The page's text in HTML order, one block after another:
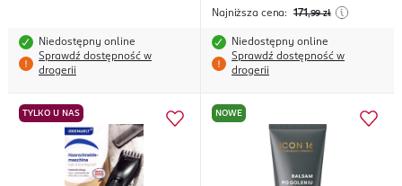
Niedostępny online
Sprawdź dostępność w
drogerii
Najniższa cena: 171,99 zł
Niedostępny online
Sprawdź dostępność w
drogerii
TYLKO U NAS NOWE